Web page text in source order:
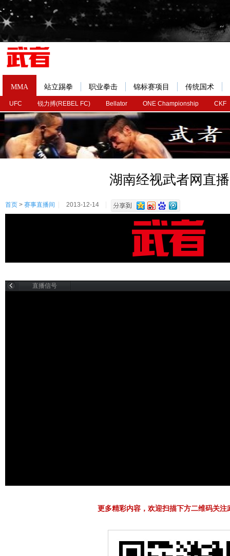
MMA
UFC 锐力搏(REBEL FC) Bellator ONE Championship CKF
站立踢拳 职业拳击 锦标赛项目 传统国术
湖南经视武者网直播
首页 > 赛事直播间 2013-12-14
更多精彩内容，欢迎扫描下方二维码关注